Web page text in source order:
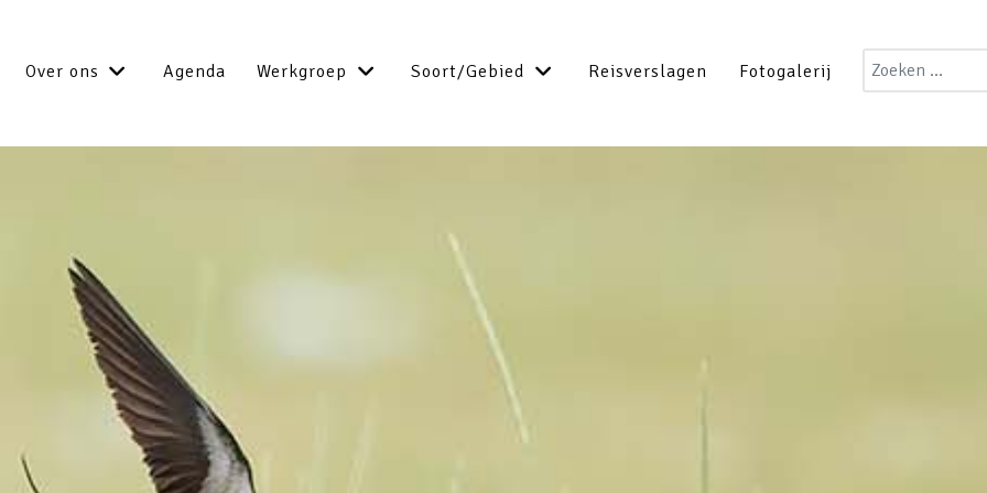
Over ons Agenda Werkgroep Soort/Gebied Reisverslagen Fotogalerij
Zoeken